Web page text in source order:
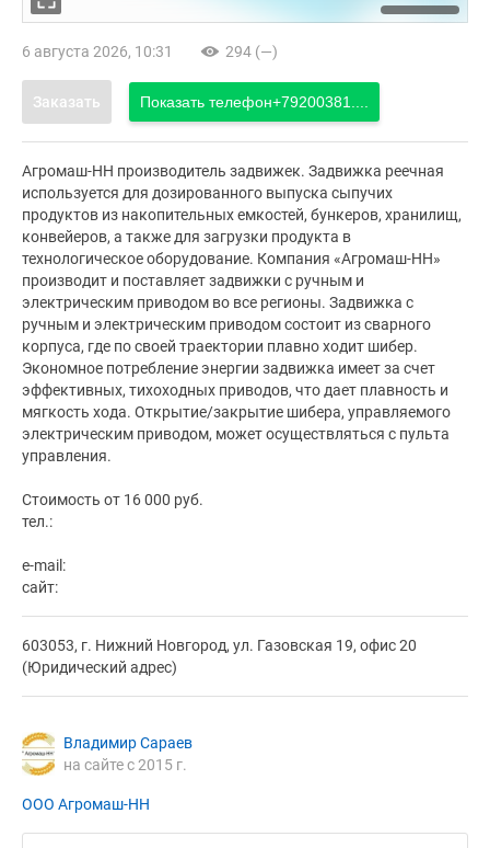
6 августа 2026, 10:31 294 (—)
Заказать Показать телефон+79200381....
Агромаш-НН производитель задвижек. Задвижка реечная
используется для дозированного выпуска сыпучих
продуктов из накопительных емкостей, бункеров, хранилищ,
конвейеров, а также для загрузки продукта в
технологическое оборудование. Компания «Агромаш-НН»
производит и поставляет задвижки с ручным и
электрическим приводом во все регионы. Задвижка с
ручным и электрическим приводом состоит из сварного
корпуса, где по своей траектории плавно ходит шибер.
Экономное потребление энергии задвижка имеет за счет
эффективных, тихоходных приводов, что дает плавность и
мягкость хода. Открытие/закрытие шибера, управляемого
электрическим приводом, может осуществляться с пульта
управления.
Стоимость от 16 000 руб.
тел.:
e-mail:
сайт:
603053, г. Нижний Новгород, ул. Газовская 19, офис 20
(Юридический адрес)
Владимир Сараев
на сайте с 2015 г.
ООО Агромаш-НН